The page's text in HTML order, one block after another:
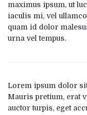
maximus ipsum, ut
iaculis mi, vel
quam id dolor
urna vel tempus.
Lorem ipsum dolor
Mauris pretium, erat
auctor turpis, eget